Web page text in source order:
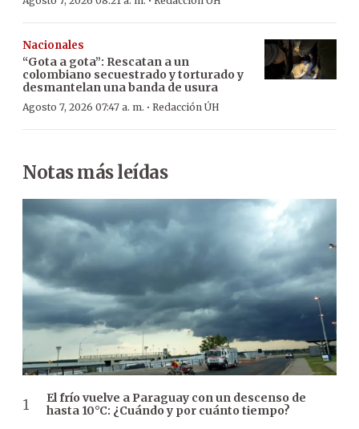
Nacionales
“Gota a gota”: Rescatan a un
colombiano secuestrado y torturado y
desmantelan una banda de usura
Agosto 7, 2026 07:47 a. m. · Redacción ÚH
Notas más leídas
El frío vuelve a Paraguay con un descenso de
hasta 10°C: ¿Cuándo y por cuánto tiempo?